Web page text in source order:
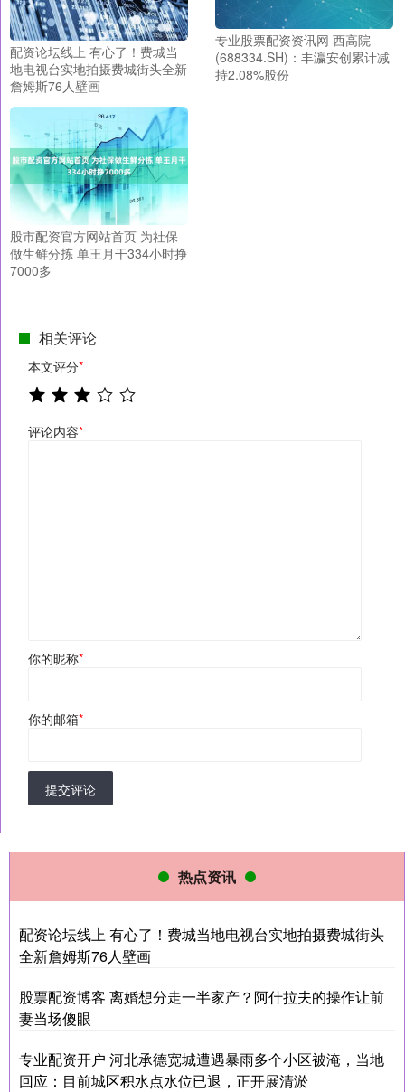
配资论坛线上 有心了！费城当
地电视台实地拍摄费城街头全新
詹姆斯76人壁画
专业股票配资资讯网 西高院
(688334.SH)：丰瀛安创累计减
持2.08%股份
股市配资官方网站首页 为社保
做生鲜分拣 单王月干334小时挣
7000多
相关评论
本文评分*
评论内容*
你的昵称*
你的邮箱*
提交评论
热点资讯
配资论坛线上 有心了！费城当地电视台实地拍摄费城街头
全新詹姆斯76人壁画
股票配资博客 离婚想分走一半家产？阿什拉夫的操作让前
妻当场傻眼
专业配资开户 河北承德宽城遭遇暴雨多个小区被淹，当地
回应：目前城区积水点水位已退，正开展清淤